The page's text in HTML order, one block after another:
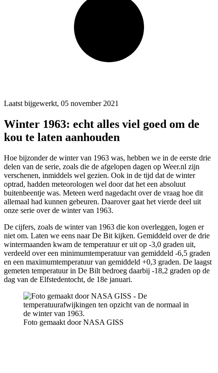
Laatst bijgewerkt, 05 november 2021
Winter 1963: echt alles viel goed om de
kou te laten aanhouden
Hoe bijzonder de winter van 1963 was, hebben we in de eerste drie
delen van de serie, zoals die de afgelopen dagen op Weer.nl zijn
verschenen, inmiddels wel gezien. Ook in de tijd dat de winter
optrad, hadden meteorologen wel door dat het een absoluut
buitenbeentje was. Meteen werd nagedacht over de vraag hoe dit
allemaal had kunnen gebeuren. Daarover gaat het vierde deel uit
onze serie over de winter van 1963.
De cijfers, zoals de winter van 1963 die kon overleggen, logen er
niet om. Laten we eens naar De Bit kijken. Gemiddeld over de drie
wintermaanden kwam de temperatuur er uit op -3,0 graden uit,
verdeeld over een minimumtemperatuur van gemiddeld -6,5 graden
en een maximumtemperatuur van gemiddeld +0,3 graden. De laagst
gemeten temperatuur in De Bilt bedroeg daarbij -18,2 graden op de
dag van de Elfstedentocht, de 18e januari.
Foto gemaakt door NASA GISS